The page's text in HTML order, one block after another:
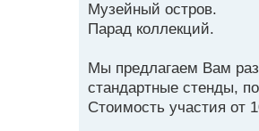
Музейный остров.
Парад коллекций.
Мы предлагаем Вам
стандартные стенды,
Стоимость участия от